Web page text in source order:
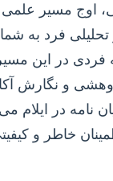
اوج مسیر
فرد به
در این مسیر
و نگارش
نامه در
اطمینان خاطر و